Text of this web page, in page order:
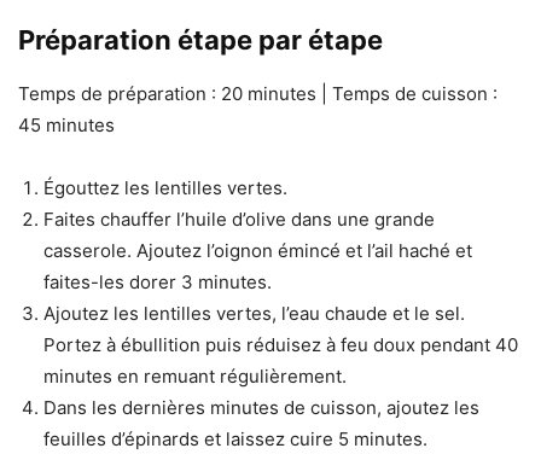
Préparation étape par étape
Temps de préparation : 20 minutes | Temps de cuisson :
45 minutes
Égouttez les lentilles vertes.
Faites chauffer l’huile d’olive dans une grande
casserole. Ajoutez l’oignon émincé et l’ail haché et
faites-les dorer 3 minutes.
Ajoutez les lentilles vertes, l’eau chaude et le sel.
Portez à ébullition puis réduisez à feu doux pendant 40
minutes en remuant régulièrement.
Dans les dernières minutes de cuisson, ajoutez les
feuilles d’épinards et laissez cuire 5 minutes.